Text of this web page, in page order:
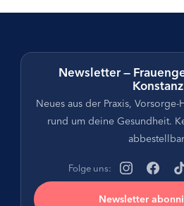
Newsletter —
Konstanz
Neues aus der Praxis,
rund um deine Gesundheit.
Folge uns:
Newsletter